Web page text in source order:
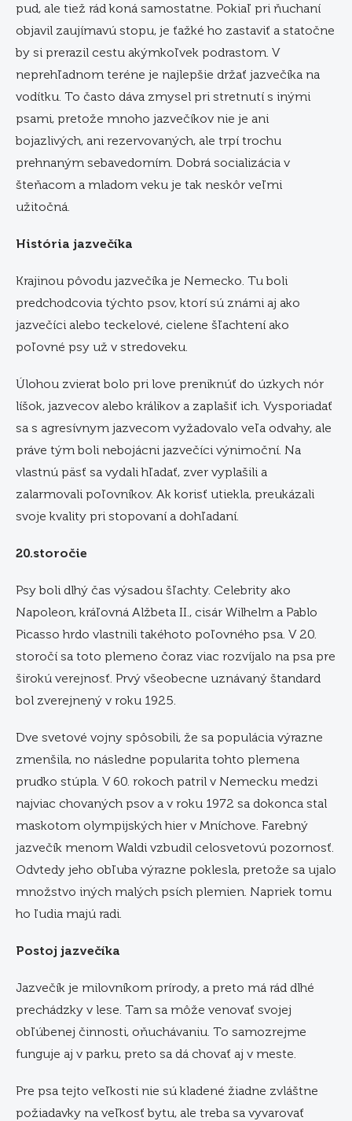
pud, ale tiež rád koná samostatne. Pokiaľ pri ňuchaní
objavil zaujímavú stopu, je ťažké ho zastaviť a statočne
by si prerazil cestu akýmkoľvek podrastom. V
neprehľadnom teréne je najlepšie držať jazvečíka na
vodítku. To často dáva zmysel pri stretnutí s inými
psami, pretože mnoho jazvečíkov nie je ani
bojazlivých, ani rezervovaných, ale trpí trochu
prehnaným sebavedomím. Dobrá socializácia v
šteňacom a mladom veku je tak neskôr veľmi
užitočná.
História jazvečíka
Krajinou pôvodu jazvečíka je Nemecko. Tu boli
predchodcovia týchto psov, ktorí sú známi aj ako
jazvečíci alebo teckelové, cielene šľachtení ako
poľovné psy už v stredoveku.
Úlohou zvierat bolo pri love preniknúť do úzkych nór
líšok, jazvecov alebo králikov a zaplašiť ich. Vysporiadať
sa s agresívnym jazvecom vyžadovalo veľa odvahy, ale
práve tým boli nebojácni jazvečíci výnimoční. Na
vlastnú päsť sa vydali hľadať, zver vyplašili a
zalarmovali poľovníkov. Ak korisť utiekla, preukázali
svoje kvality pri stopovaní a dohľadaní.
20.storočie
Psy boli dlhý čas výsadou šľachty. Celebrity ako
Napoleon, kráľovná Alžbeta II., cisár Wilhelm a Pablo
Picasso hrdo vlastnili takéhoto poľovného psa. V 20.
storočí sa toto plemeno čoraz viac rozvíjalo na psa pre
širokú verejnosť. Prvý všeobecne uznávaný štandard
bol zverejnený v roku 1925.
Dve svetové vojny spôsobili, že sa populácia výrazne
zmenšila, no následne popularita tohto plemena
prudko stúpla. V 60. rokoch patril v Nemecku medzi
najviac chovaných psov a v roku 1972 sa dokonca stal
maskotom olympijských hier v Mníchove. Farebný
jazvečík menom Waldi vzbudil celosvetovú pozornosť.
Odvtedy jeho obľuba výrazne poklesla, pretože sa ujalo
množstvo iných malých psích plemien. Napriek tomu
ho ľudia majú radi.
Postoj jazvečíka
Jazvečík je milovníkom prírody, a preto má rád dlhé
prechádzky v lese. Tam sa môže venovať svojej
obľúbenej činnosti, oňuchávaniu. To samozrejme
funguje aj v parku, preto sa dá chovať aj v meste.
Pre psa tejto veľkosti nie sú kladené žiadne zvláštne
požiadavky na veľkosť bytu, ale treba sa vyvarovať